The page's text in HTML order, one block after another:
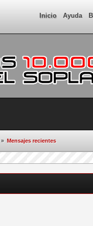
Inicio Ayuda
» Mensajes recientes